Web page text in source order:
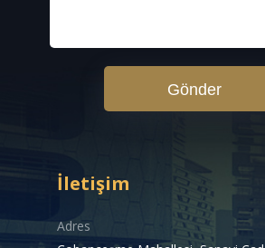
Gönder
İletişim
Adres